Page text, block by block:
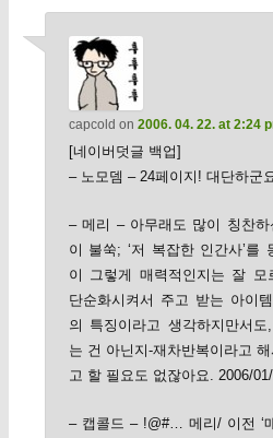
capcold on 2006. 04. 22. at 2:24
[네이버덧글 백업]
– 노모뎀 – 24페이지! 대단하군
– 메리 – 아무래도 많이 칭찬
이 불쑥; ‘저 복잡한 인간사’를
이 그렇게 매력적인지는 잘
단순화시켜서 주고 받는 아이
의 특징이라고 생각하지만서
는 건 아닌지-재차반복이라고
고 할 필요도 없잖아요. 2006/
– 캡콜드 – !@#… 메리/ 이전 ‘